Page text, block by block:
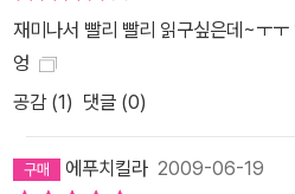
재미나서 빨리 빨리 읽구싶은데~ㅜ
엉
공감 (1) 댓글 (0)
에푸치킬라 2009-06-19